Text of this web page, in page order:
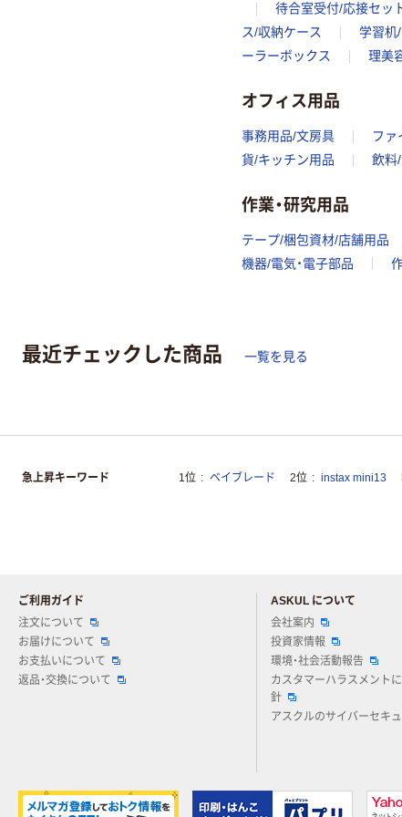
待合室受付/応接セッ
ス/収納ケース
学習机
ーラーボックス
理美
オフィス用品
事務用品/文房具 ファ
貨/キッチン用品
飲料
作業・研究用品
テープ/梱包資材/店舗用品
機器/電気・電子部品
最近チェックした商品 一覧を見る
急上昇キーワード 1位 ベイブレード 2位 instax mini13
ご利用ガイド
注文について
お届けについて
お支払いについて
返品・交換について
ASKUL について
会社案内
投資家情報
環境・社会活動報告
カスタマーハラスメント
針
アスクルのサイバーセキ